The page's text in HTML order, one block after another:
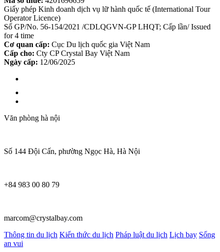
Giấy phép Kinh doanh dịch vụ lữ hành quốc tế (International Tour
Operator Licence)
Số GP/No. 56-154/2021 /CDLQGVN-GP LHQT; Cấp lần/ Issued
for 4 time
Cơ quan cấp: Cục Du lịch quốc gia Việt Nam
Cấp cho: Cty CP Crystal Bay Việt Nam
Ngày cấp: 12/06/2025
Văn phòng hà nội
Số 144 Đội Cấn, phường Ngọc Hà, Hà Nội
+84 983 00 80 79
marcom@crystalbay.com
Thông tin du lịch Kiến thức du lịch Pháp luật du lịch Lịch bay Sống
an vui